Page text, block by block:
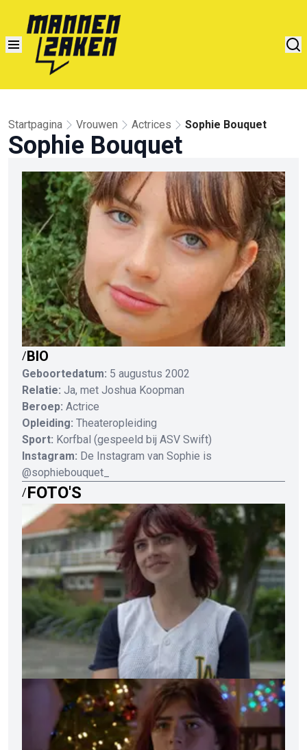
Startpagina Vrouwen Actrices Sophie Bouquet
Sophie Bouquet
/BIO
Geboortedatum: 5 augustus 2002
Relatie: Ja, met Joshua Koopman
Beroep: Actrice
Opleiding: Theateropleiding
Sport: Korfbal (gespeeld bij ASV Swift)
Instagram: De Instagram van Sophie is
@sophiebouquet_
/FOTO'S